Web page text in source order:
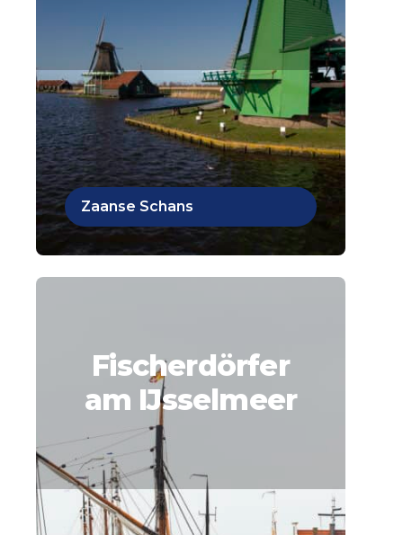
Zaanse Schans
Fischerdörfer
am IJsselmeer